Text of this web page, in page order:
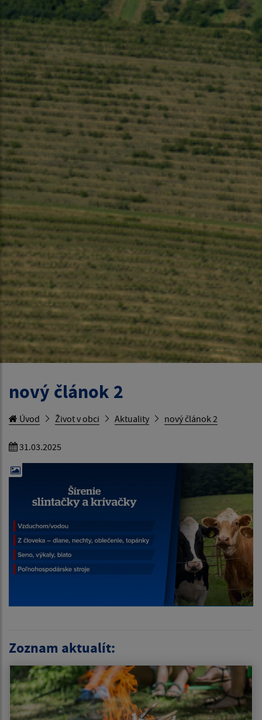
nový článok 2
Úvod Život v obci Aktuality nový článok 2
31.03.2025
Zoznam aktualít: